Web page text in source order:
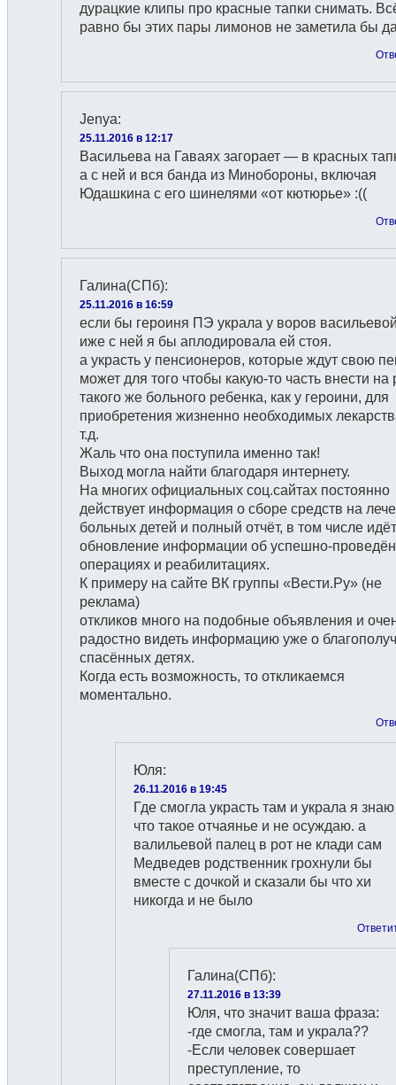
дурацкие клипы про красные тапки снимать.
равно бы этих пары лимонов не заметила бы
Jenyа:
25.11.2016 в 12:17
Васильева на Гаваях загорает — в красных
а с ней и вся банда из Минобороны, включая
Юдашкина с его шинелями «от кютюрье» :((
Галина(СПб):
25.11.2016 в 16:59
если бы героиня ПЭ украла у воров
иже с ней я бы аплодировала ей стоя.
а украсть у пенсионеров, которые ждут свою
может для того чтобы какую-то часть внести на
такого же больного ребенка, как у героини, для
приобретения жизненно необходимых
т.д.
Жаль что она поступила именно так!
Выход могла найти благодаря интернету.
На многих официальных соц.сайтах постоянно
действует информация о сборе средств на
больных детей и полный отчёт, в том числе идёт
обновление информации об успешно-
операциях и реабилитациях.
К примеру на сайте ВК группы «Вести.Ру» (не
реклама)
откликов много на подобные объявления и
радостно видеть информацию уже о
спасённых детях.
Когда есть возможность, то откликаемся
моментально.
Юля:
26.11.2016 в 19:45
Где смогла украсть там и украла я знаю
что такое отчаянье и не осуждаю. а
валильевой палец в рот не клади сам
Медведев родственник грохнули бы
вместе с дочкой и сказали бы что хи
никогда и не было
Галина(СПб):
27.11.2016 в 13:39
Юля, что значит ваша фраза:
-где смогла, там и украла??
-Если человек совершает
преступление, то